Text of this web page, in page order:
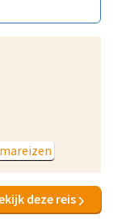
deze reis